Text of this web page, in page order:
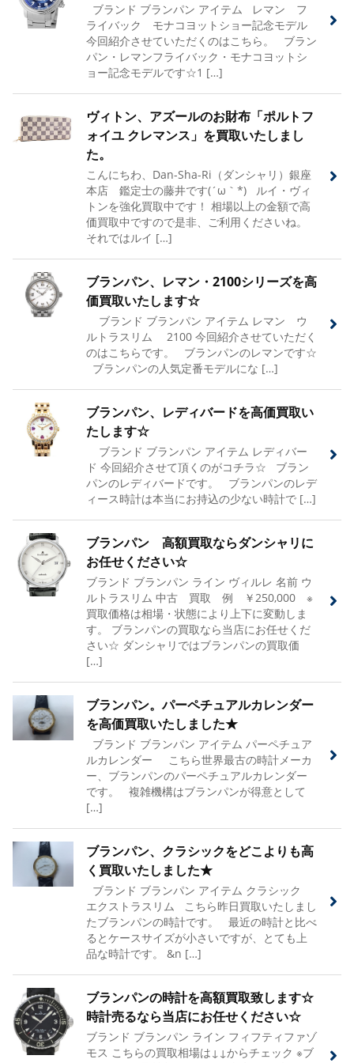
ブランド ブランパン アイテム レマン フ
ライバック モナコヨットショー記念モデル
今回紹介させていただくのはこちら。 ブラン
パン・レマンフライバック・モナコヨットシ
ョー記念モデルです☆1 […]
ヴィトン、アズールのお財布「ポルトフ
ォイユ クレマンス」を買取いたしまし
た。
こんにちわ、Dan-Sha-Ri（ダンシャリ）銀座
本店 鑑定士の藤井です(´ω｀*) ルイ・ヴィ
トンを強化買取中です！ 相場以上の金額で高
価買取中ですので是非、ご利用くださいね。
それではルイ […]
ブランパン、レマン・2100シリーズを高
価買取いたします☆
ブランド ブランパン アイテム レマン ウ
ルトラスリム 2100 今回紹介させていただく
のはこちらです。 ブランパンのレマンです☆
ブランパンの人気定番モデルにな […]
ブランパン、レディバードを高価買取い
たします☆
ブランド ブランパン アイテム レディバー
ド 今回紹介させて頂くのがコチラ☆ ブラン
パンのレディバードです。 ブランパンのレデ
ィース時計は本当にお持込の少ない時計で […]
ブランパン 高額買取ならダンシャリに
お任せください☆
ブランド ブランパン ライン ヴィルレ 名前 ウ
ルトラスリム 中古 買取 例 ￥250,000 ※
買取価格は相場・状態により上下に変動しま
す。 ブランパンの買取なら当店にお任せくだ
さい☆ ダンシャリではブランパンの買取価
[…]
ブランパン。パーペチュアルカレンダー
を高価買取いたしました★
ブランド ブランパン アイテム パーペチュア
ルカレンダー こちら世界最古の時計メーカ
ー、ブランパンのパーペチュアルカレンダー
です。 複雑機構はブランパンが得意として
[…]
ブランパン、クラシックをどこよりも高
く買取いたしました★
ブランド ブランパン アイテム クラシック
エクストラスリム こちら昨日買取いたしまし
たブランパンの時計です。 最近の時計と比べ
るとケースサイズが小さいですが、とても上
品な時計です。 &n […]
ブランパンの時計を高額買取致します☆
時計売るなら当店にお任せください☆
ブランド ブランパン ライン フィフティファゾ
モス こちらの買取相場は↓↓からチェック ※ブ